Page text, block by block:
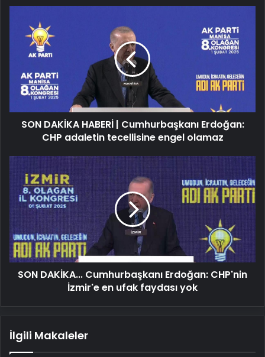
DAKİKA
HABERİ
Erdoğan:
CHP
adaletin
tecellisine
engelSON DAKİKA HABERİ | Cumhurbaşkanı Erdoğan:
CHP adaletin tecellisine engel olamaz
DAKİKA...
Cumhurbaşkanı
Erdoğan:
CHP'nin
en
ufak
faydası
yokSON DAKİKA... Cumhurbaşkanı Erdoğan: CHP'nin
İzmir'e en ufak faydası yok
İlgili Makaleler